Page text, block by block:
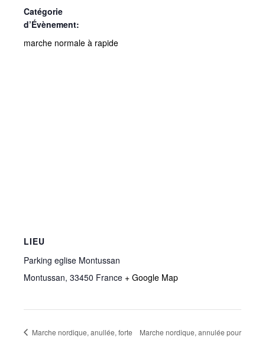
Catégorie
d’Évènement:
marche normale à rapide
LIEU
Parking eglise Montussan
Montussan, 33450 France + Google Map
Marche nordique, anullée, forte Marche nordique, annulée pour